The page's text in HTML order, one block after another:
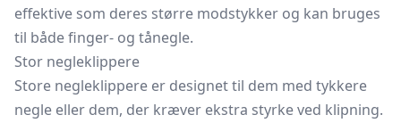
effektive som deres større modstykker og kan bruges
til både finger- og tånegle.
Stor negleklippere
Store negleklippere er designet til dem med tykkere
negle eller dem, der kræver ekstra styrke ved klipning.